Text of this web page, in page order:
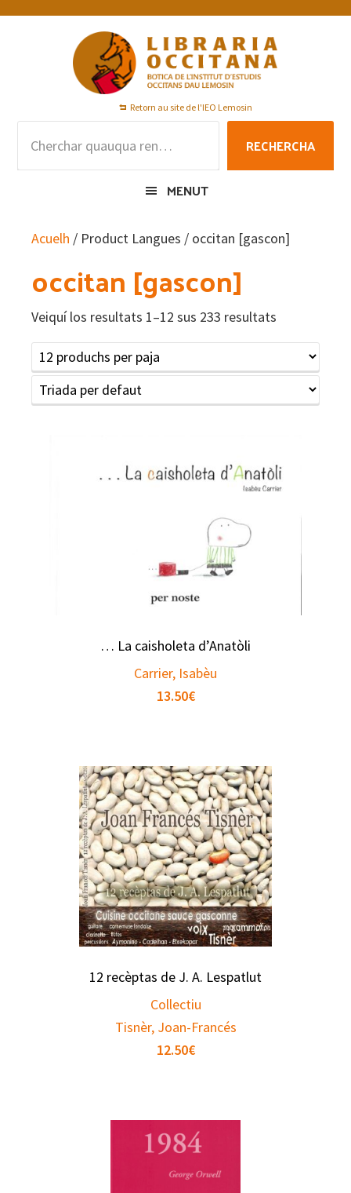
Skip
Skip
Skip
Retorn au site de l'IEO Lemosin
RECHERCHA
MENUT
Acuelh / Product Langues / occitan [gascon]
occitan [gascon]
Veiquí los resultats 1–12 sus 233 resultats
… La caisholeta d’Anatòli
Carrier, Isabèu
13.50€
12 recèptas de J. A. Lespatlut
Collectiu
Tisnèr, Joan-Francés
12.50€